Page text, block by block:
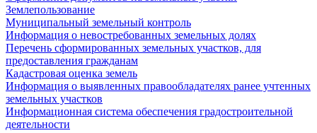
Землепользование
Муниципальный земельный контроль
Информация о невостребованных земельных долях
Перечень сформированных земельных участков, для
предоставления гражданам
Кадастровая оценка земель
Информация о выявленных правообладателях ранее учтенных
земельных участков
Информационная система обеспечения градостроительной
деятельности